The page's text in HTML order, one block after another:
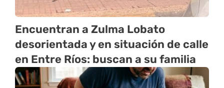
Encuentran a Zulma Lobato
desorientada y en situación de calle
en Entre Ríos: buscan a su familia